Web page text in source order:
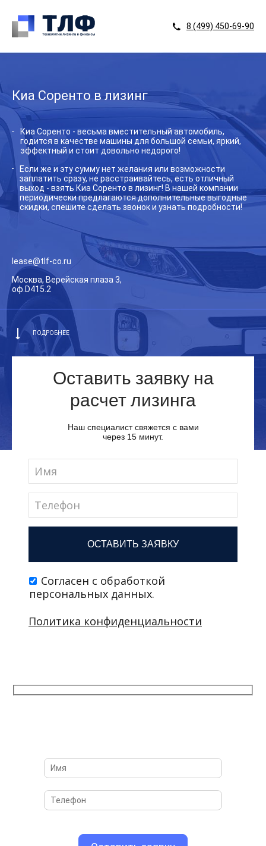
8 (499) 450-69-90
Киа Соренто в лизинг
Киа Соренто - весьма вместительный автомобиль,
годится в качестве машины для большой семьи, яркий,
эффектный и стоит довольно недорого!
Если же и эту сумму нет желания или возможности
заплатить сразу, не расстраивайтесь, есть отличный
выход - взять Киа Соренто в лизинг! В нашей компании
периодически предлагаются дополнительные выгодные
скидки, спешите сделать звонок и узнать подробности!
lease@tlf-co.ru
Москва, Верейская плаза 3,
оф.D415.2
ПОДРОБНЕЕ